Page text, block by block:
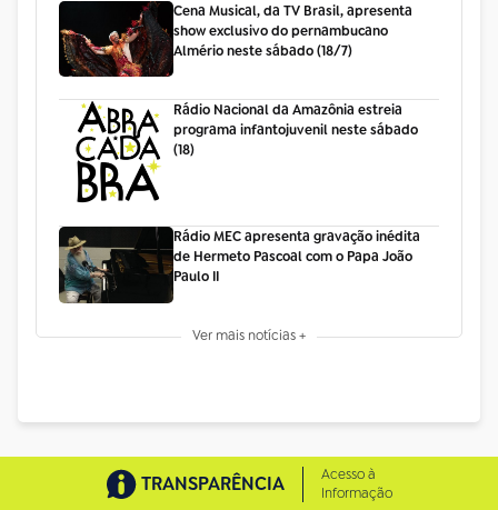
Cena Musical, da TV Brasil, apresenta
show exclusivo do pernambucano
Almério neste sábado (18/7)
Rádio Nacional da Amazônia estreia
programa infantojuvenil neste sábado
(18)
Rádio MEC apresenta gravação inédita
de Hermeto Pascoal com o Papa João
Paulo II
Ver mais notícias +
TRANSPARÊNCIA
Acesso à
Informação